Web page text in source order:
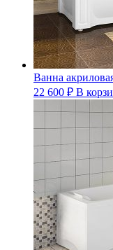
Ванна
22 600 ₽ В